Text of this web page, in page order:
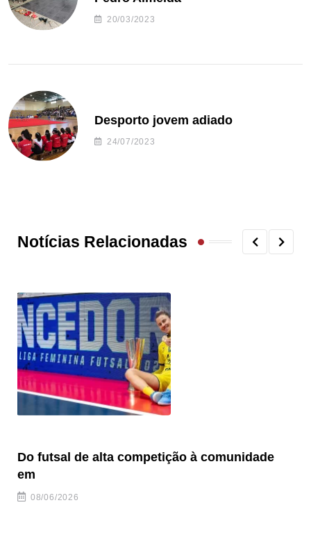
20/03/2023
Desporto jovem adiado
24/07/2023
Notícias Relacionadas
Do futsal de alta competição à comunidade
em
08/06/2026